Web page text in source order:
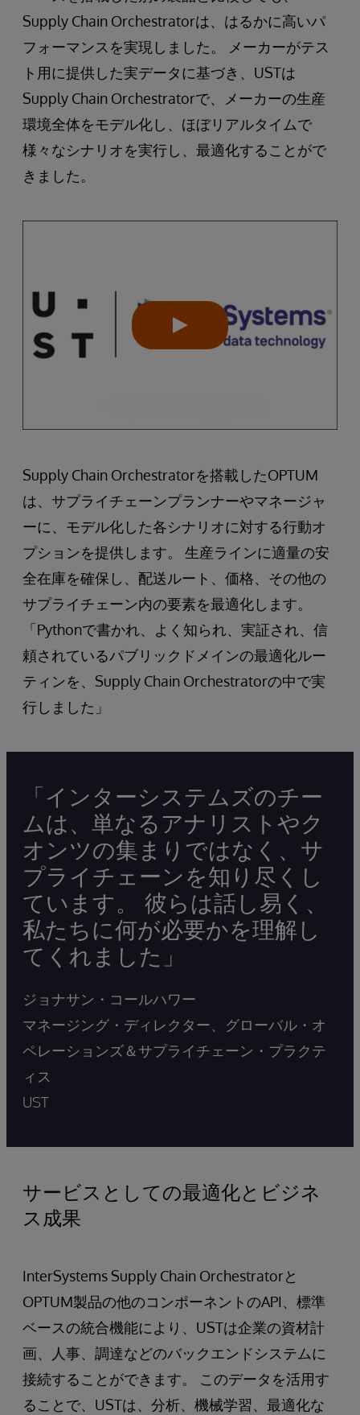
Supply Chain Orchestratorは、はるかに高いパ
フォーマンスを実現しました。 メーカーがテス
ト用に提供した実データに基づき、USTは
Supply Chain Orchestratorで、メーカーの生産
環境全体をモデル化し、ほぼリアルタイムで
様々なシナリオを実行し、最適化することがで
きました。
Supply Chain Orchestratorを搭載したOPTUM
は、サプライチェーンプランナーやマネージャ
ーに、モデル化した各シナリオに対する行動オ
プションを提供します。 生産ラインに適量の安
全在庫を確保し、配送ルート、価格、その他の
サプライチェーン内の要素を最適化します。
「Pythonで書かれ、よく知られ、実証され、信
頼されているパブリックドメインの最適化ルー
ティンを、Supply Chain Orchestratorの中で実
行しました」
「インターシステムズのチー
ムは、単なるアナリストやク
オンツの集まりではなく、サ
プライチェーンを知り尽くし
ています。 彼らは話し易く、
私たちに何が必要かを理解し
てくれました」
ジョナサン・コールハワー
マネージング・ディレクター、グローバル・オ
ペレーションズ＆サプライチェーン・プラクテ
ィス
UST
サービスとしての最適化とビジネ
ス成果
InterSystems Supply Chain Orchestratorと
OPTUM製品の他のコンポーネントのAPI、標準
ベースの統合機能により、USTは企業の資材計
画、人事、調達などのバックエンドシステムに
接続することができます。 このデータを活用す
ることで、USTは、分析、機械学習、最適化な